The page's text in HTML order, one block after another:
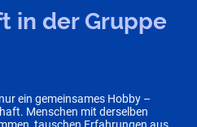
in der Gruppe
ein gemeinsames Hobby –
Menschen mit derselben